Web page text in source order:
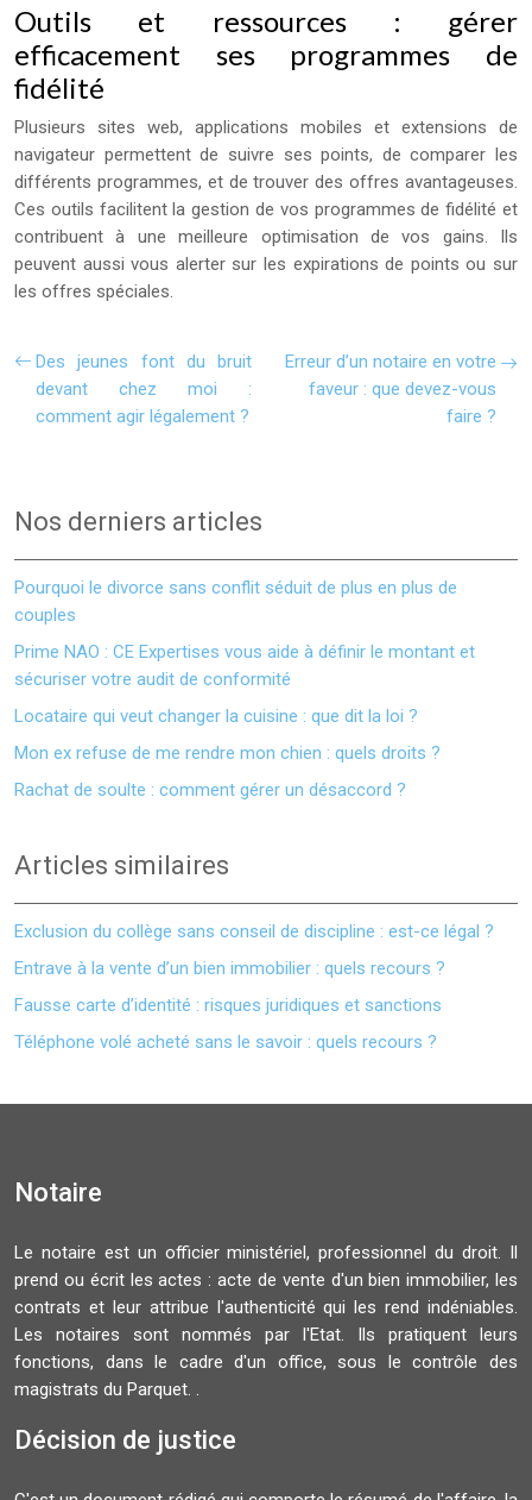
Outils et ressources : gérer
efficacement ses programmes de
fidélité
Plusieurs sites web, applications mobiles et extensions de
navigateur permettent de suivre ses points, de comparer les
différents programmes, et de trouver des offres avantageuses.
Ces outils facilitent la gestion de vos programmes de fidélité et
contribuent à une meilleure optimisation de vos gains. Ils
peuvent aussi vous alerter sur les expirations de points ou sur
les offres spéciales.
Des jeunes font du bruit
devant chez moi :
comment agir légalement ?
Erreur d’un notaire en votre
faveur : que devez-vous
faire ?
Nos derniers articles
Pourquoi le divorce sans conflit séduit de plus en plus de
couples
Prime NAO : CE Expertises vous aide à définir le montant et
sécuriser votre audit de conformité
Locataire qui veut changer la cuisine : que dit la loi ?
Mon ex refuse de me rendre mon chien : quels droits ?
Rachat de soulte : comment gérer un désaccord ?
Articles similaires
Exclusion du collège sans conseil de discipline : est-ce légal ?
Entrave à la vente d’un bien immobilier : quels recours ?
Fausse carte d’identité : risques juridiques et sanctions
Téléphone volé acheté sans le savoir : quels recours ?
Notaire
Le notaire est un officier ministériel, professionnel du droit. Il
prend ou écrit les actes : acte de vente d'un bien immobilier, les
contrats et leur attribue l'authenticité qui les rend indéniables.
Les notaires sont nommés par l'Etat. Ils pratiquent leurs
fonctions, dans le cadre d'un office, sous le contrôle des
magistrats du Parquet. .
Décision de justice